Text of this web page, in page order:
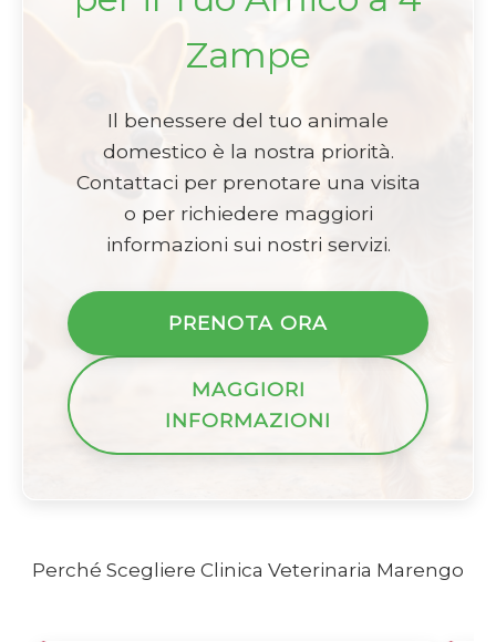
Zampe
Il benessere del tuo animale
domestico è la nostra priorità.
Contattaci per prenotare una visita
o per richiedere maggiori
informazioni sui nostri servizi.
PRENOTA ORA
MAGGIORI
INFORMAZIONI
Perché Scegliere Clinica Veterinaria Marengo